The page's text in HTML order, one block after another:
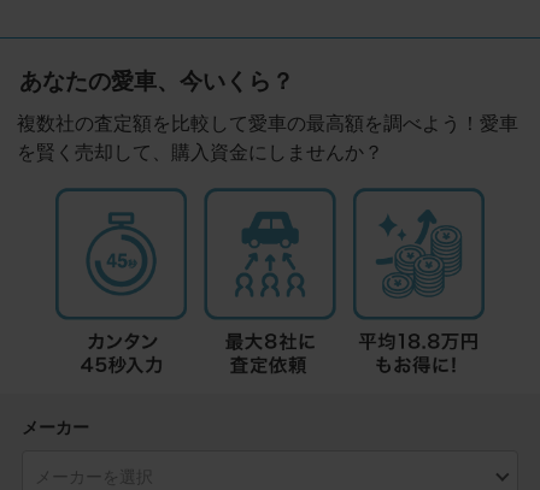
あなたの愛車、今いくら？
複数社の査定額を比較して愛車の最高額を調べよう！愛車
を賢く売却して、購入資金にしませんか？
メーカー